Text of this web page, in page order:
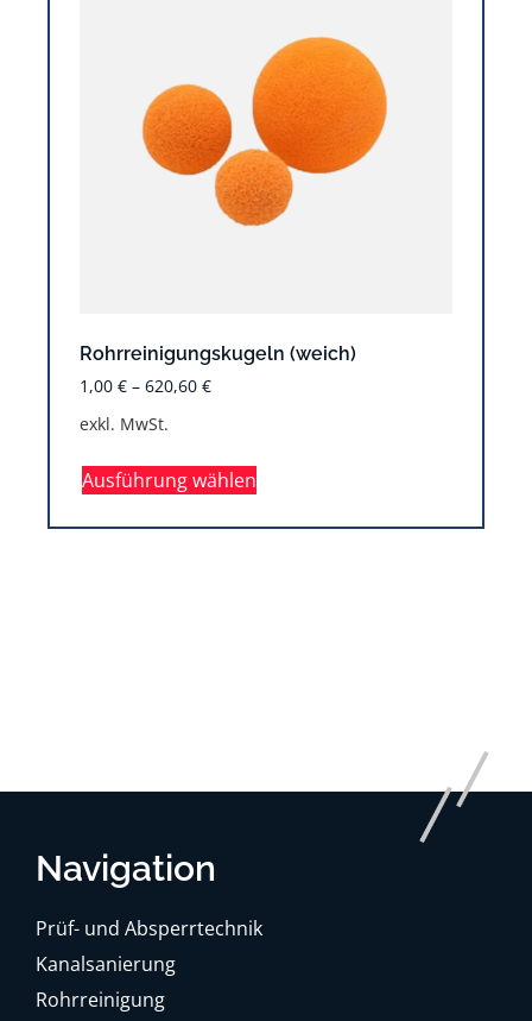
Rohrreinigungskugeln (weich)
1,00 € – 620,60 €
exkl. MwSt.
Ausführung wählen
Navigation
Prüf- und Absperrtechnik
Kanalsanierung
Rohrreinigung